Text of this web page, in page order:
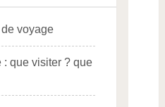
voyage
: que visiter ? que